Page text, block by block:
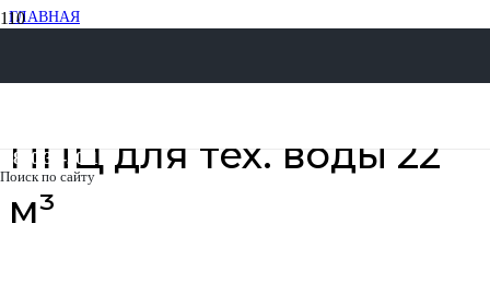
8 800 30-20-174
Поиск по сайту
ГЛАВНАЯ
ППЦ ДЛЯ ТЕХ. ВОДЫ 22 М³
ППЦ для тех. воды 22
м³